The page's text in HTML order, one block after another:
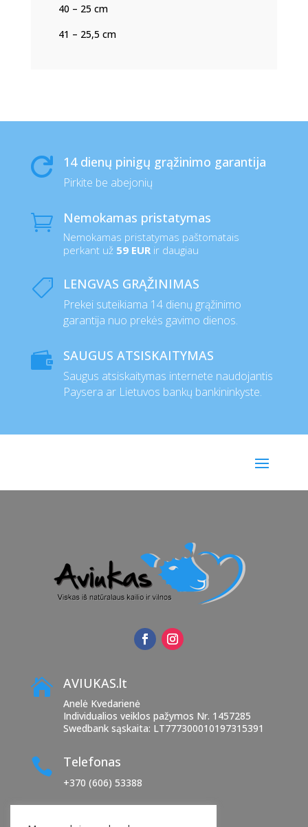
40 – 25 cm
41 – 25,5 cm
 14 dienų pinigų grąžinimo garantija
Pirkite be abejonių
 Nemokamas pristatymas
Nemokamas pristatymas paštomatais
perkant už 59 EURir daugiau
 LENGVAS GRĄŽINIMAS
Prekei suteikiama 14 dienų grąžinimo
garantija nuo prekės gavimo dienos.
 SAUGUS ATSISKAITYMAS
Saugus atsiskaitymas internete naudojantis
Paysera ar Lietuvos bankų bankininkyste.
 AVIUKAS.lt
Anelė Kvedarienė
Individualios veiklos pažymos Nr. 1457285
Swedbank sąskaita: LT777300010197315391
 Telefonas
+370 (606) 53388